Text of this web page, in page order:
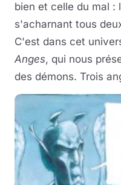
bien et celle du mal :
s'acharnant tous
C'est dans cet
Anges, qui nous
des démons. Trois